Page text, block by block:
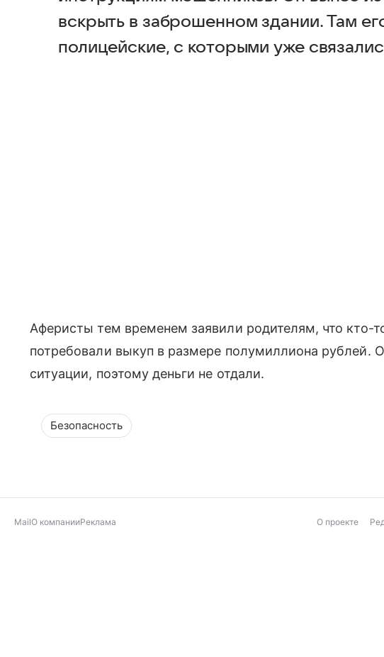
вскрыть в заброшенном здании. Там
полицейские, с которыми уже
Аферисты тем временем заявили родителям, что кто-
потребовали выкуп в размере полумиллиона рублей.
ситуации, поэтому деньги не отдали.
Безопасность
MailО компанииРеклама О проекте